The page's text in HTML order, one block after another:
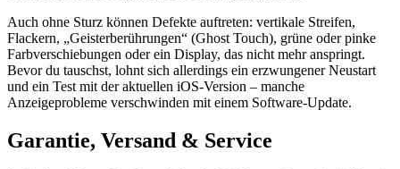
Auch ohne Sturz können Defekte auftreten: vertikale Streifen,
Flackern, „Geisterberührungen“ (Ghost Touch), grüne oder pinke
Farbverschiebungen oder ein Display, das nicht mehr anspringt.
Bevor du tauschst, lohnt sich allerdings ein erzwungener Neustart
und ein Test mit der aktuellen iOS-Version – manche
Anzeigeprobleme verschwinden mit einem Software-Update.
Garantie, Versand & Service